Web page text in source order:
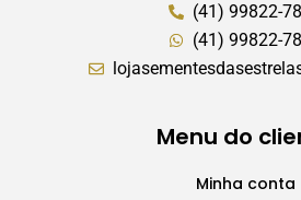
Menu do
Minha conta
(41) 99822-
(41) 99822-